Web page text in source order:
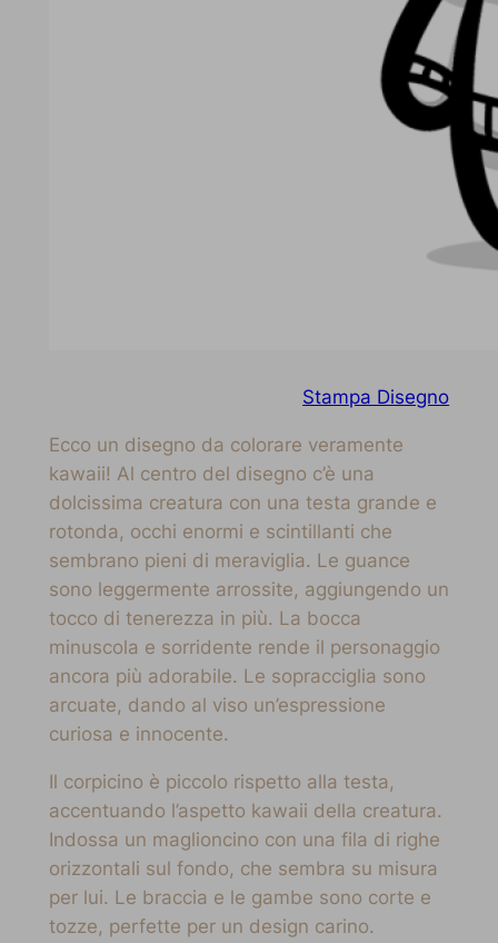
Stampa Disegno
Ecco un disegno da colorare veramente
kawaii! Al centro del disegno c’è una
dolcissima creatura con una testa grande e
rotonda, occhi enormi e scintillanti che
sembrano pieni di meraviglia. Le guance
sono leggermente arrossite, aggiungendo un
tocco di tenerezza in più. La bocca
minuscola e sorridente rende il personaggio
ancora più adorabile. Le sopracciglia sono
arcuate, dando al viso un’espressione
curiosa e innocente.
Il corpicino è piccolo rispetto alla testa,
accentuando l’aspetto kawaii della creatura.
Indossa un maglioncino con una fila di righe
orizzontali sul fondo, che sembra su misura
per lui. Le braccia e le gambe sono corte e
tozze, perfette per un design carino.